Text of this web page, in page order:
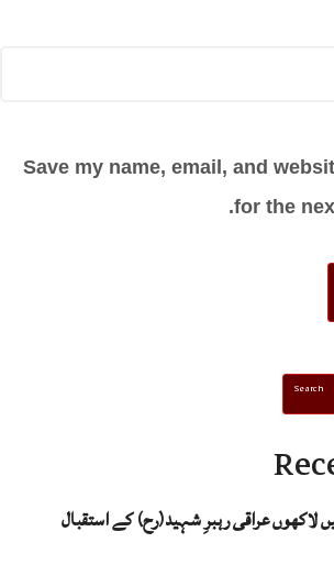
Save my name, email, and
for the
Search
لاکھوں عراقی رہبرِ شہید(رح) کے استقبال